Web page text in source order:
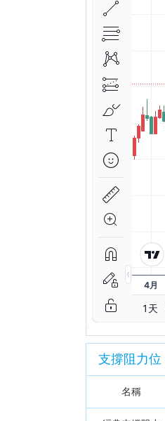
支撐阻力位
名稱